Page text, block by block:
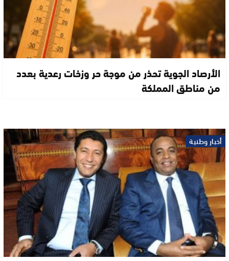
الأرصاد الجوية تحذر من موجة حر وزخات رعدية بعدد
من مناطق المملكة
أخبار وطنية